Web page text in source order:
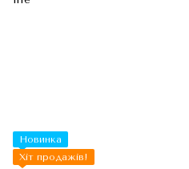
Новинка
Хіт продажів!